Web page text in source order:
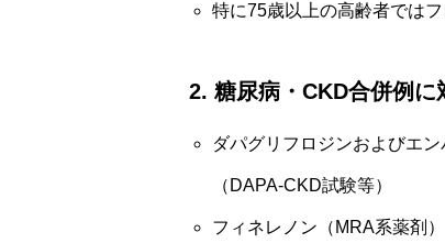
特に75歳以上の高齢者では
2. 糖尿病・CKD合併例に
ダパグリフロジンおよびエ
（DAPA-CKD試験等）
フィネレノン（MRA系薬剤